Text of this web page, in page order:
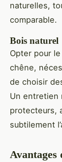
naturelles,
comparable.
Bois naturel
Opter pour le
chêne,
de choisir
Un entretien
protecteurs,
subtilement
Avantages